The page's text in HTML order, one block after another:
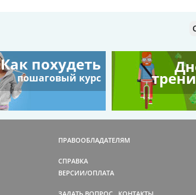
Как похудеть
пошаговый курс
ПРАВООБЛАДАТЕЛЯМ
СПРАВКА
ВЕРСИИ/ОПЛАТА